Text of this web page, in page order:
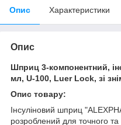
Опис Характеристики
Опис
Шприц 3-компонентний,
мл, U-100, Luer Lock, зі
Опис товару:
Інсуліновий шприц
розроблений для точного та